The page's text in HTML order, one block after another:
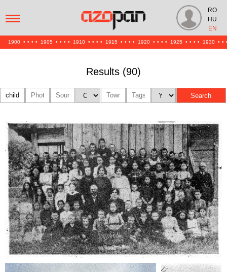
RO
HU
EN
1900 • • • • 1905 • • • • 1910 • • • • 1915 • • • • 1920 • • • • 1925 • • • • 1930 • •
Results (90)